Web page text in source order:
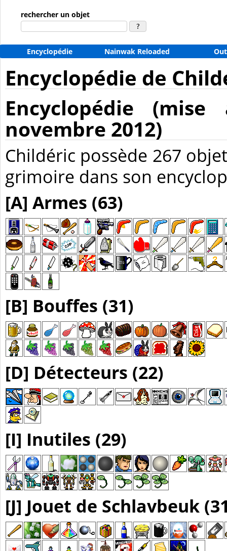
rechercher un objet
Encyclopédie Nainwak Reloaded
Encyclopédie de
Encyclopédie
novembre 2012)
Childéric possède 267
grimoire dans son
[A] Armes (63)
[B] Bouffes (31)
[D] Détecteurs (22)
[I] Inutiles (29)
[J] Jouet de Schlavbeuk